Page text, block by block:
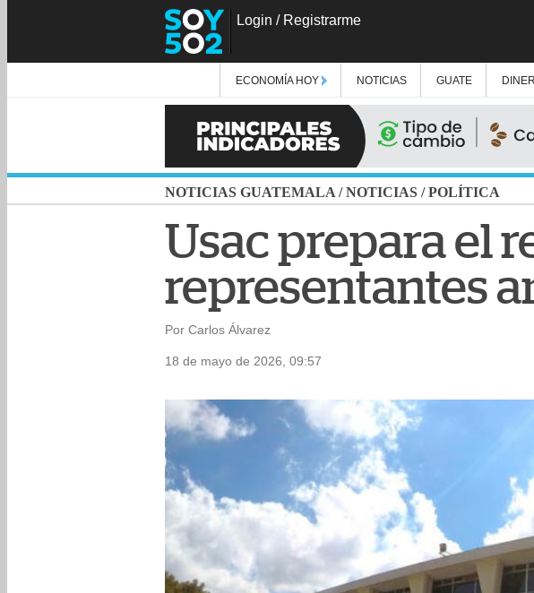
Login / Registrarme
ECONOMÍA HOY NOTICIAS GUATE
NOTICIAS GUATEMALA /NOTICIAS /POLÍTICA
Usac prepara el
representantes
Por Carlos Álvarez
18 de mayo de 2026, 09:57